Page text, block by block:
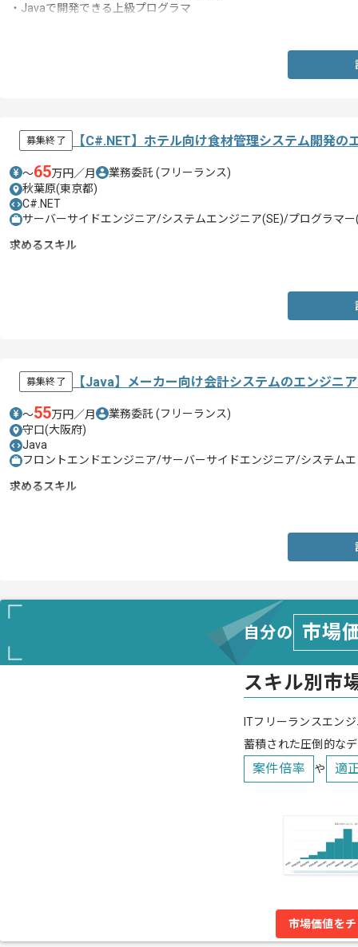
・Javaで開発できる上級プログラマ
募集終了 【C#.NET】ホテル向け食材管理システム開発の
〜65万円／月 業務委託 (フリーランス)
秋葉原(東京都)
C#.NET
サーバーサイドエンジニア/システムエンジニア(SE)/プログラマー
求めるスキル
募集終了 【Java】メーカー向け会計システムのエンジニ
〜55万円／月 業務委託 (フリーランス)
守口(大阪府)
Java
フロントエンドエンジニア/サーバーサイドエンジニア/システム
求めるスキル
自分の 市場
スキル別市
ITフリーランスエン
蓄積された圧倒的な
案件倍率 や 適
市場価値を